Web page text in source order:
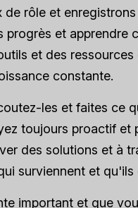
rôle et
progrès et
et des
constante.
les et faites ce
toujours proactif et
des solutions et à
surviennent et
important et que